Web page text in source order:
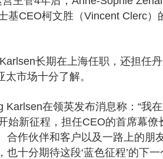
基CEO柯文胜（Vincent Clerc）
长期在上海任职，还担任
太市场十分了解。
Karlsen在领英发布消息称：“我
始新征程，担任CEO的首席幕僚
合作伙伴和客户以及一路上的朋
十分期待这段‘蓝色征程’的下一